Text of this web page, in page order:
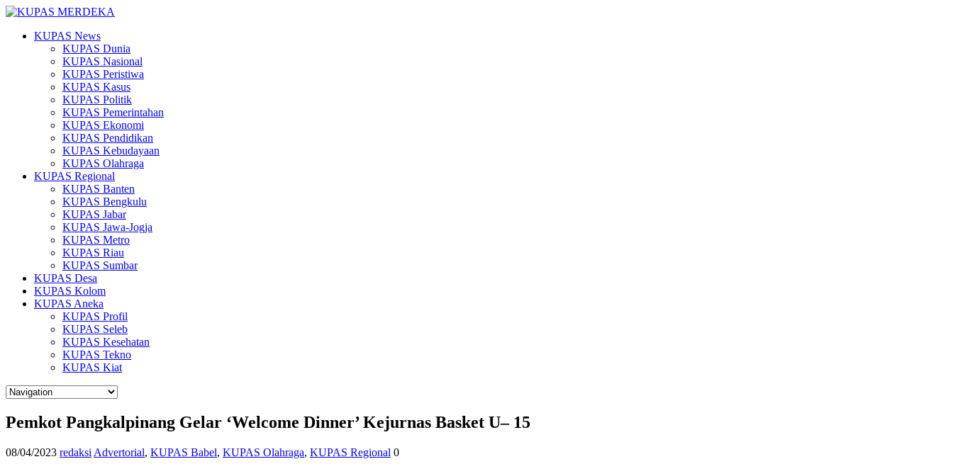
KUPAS News
KUPAS Dunia
KUPAS Nasional
KUPAS Peristiwa
KUPAS Kasus
KUPAS Politik
KUPAS Pemerintahan
KUPAS Ekonomi
KUPAS Pendidikan
KUPAS Kebudayaan
KUPAS Olahraga
KUPAS Regional
KUPAS Banten
KUPAS Bengkulu
KUPAS Jabar
KUPAS Jawa-Jogja
KUPAS Metro
KUPAS Riau
KUPAS Sumbar
KUPAS Desa
KUPAS Kolom
KUPAS Aneka
KUPAS Profil
KUPAS Seleb
KUPAS Kesehatan
KUPAS Tekno
KUPAS Kiat
Pemkot Pangkalpinang Gelar ‘Welcome Dinner’ Kejurnas Basket U– 15
08/04/2023 redaksi Advertorial, KUPAS Babel, KUPAS Olahraga, KUPAS Regional 0